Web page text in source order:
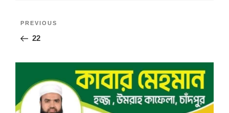
navigation
Previous
Post
PREVIOUS
22